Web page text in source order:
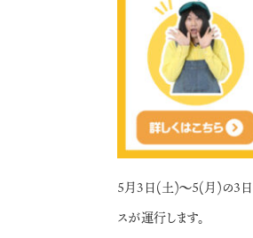
5月3日(土)～5(月)の３日
スが運行します。